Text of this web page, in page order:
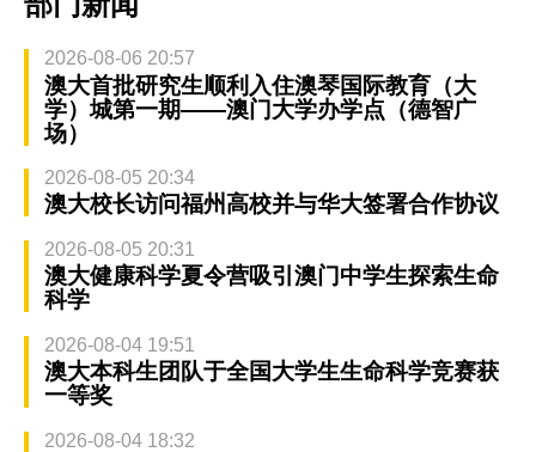
2026-08-06 20:57
澳大首批研究生顺利入住澳琴国际教育（大
学）城第一期——澳门大学办学点（德智广
场）
2026-08-05 20:34
澳大校长访问福州高校并与华大签署合作协议
2026-08-05 20:31
澳大健康科学夏令营吸引澳门中学生探索生命
科学
2026-08-04 19:51
澳大本科生团队于全国大学生生命科学竞赛获
一等奖
2026-08-04 18:32